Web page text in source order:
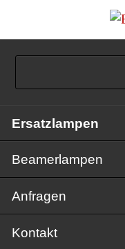
überspringen
Ersatzlampen
Beamerlampen
Anfragen
Kontakt